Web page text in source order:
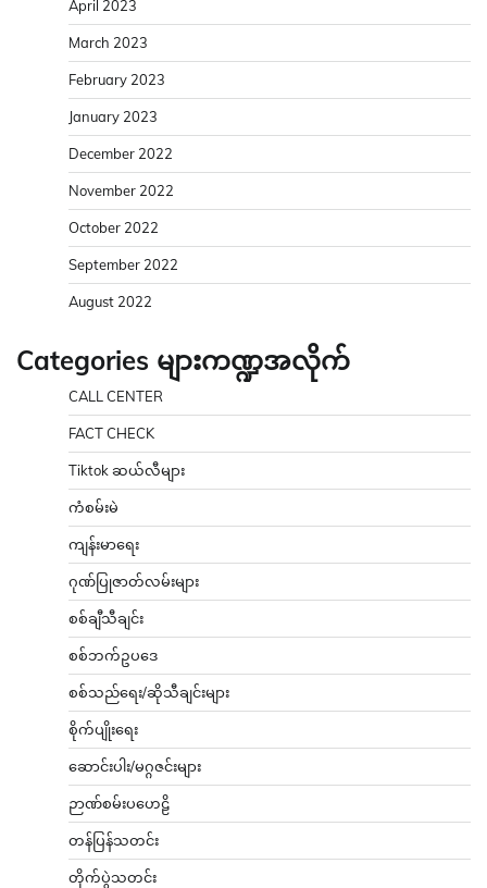
April 2023
March 2023
February 2023
January 2023
December 2022
November 2022
October 2022
September 2022
August 2022
Categories များကဏ္ဍအလိုက်
CALL CENTER
FACT CHECK
Tiktok ဆယ်လီများ
ကံစမ်းမဲ
ကျန်းမာရေး
ဂုဏ်ပြုဇာတ်လမ်းများ
စစ်ချီသီချင်း
စစ်ဘက်ဥပဒေ
စစ်သည်ရေး/ဆိုသီချင်းများ
စိုက်ပျိုးရေး
ဆောင်းပါး/မဂ္ဂဇင်းများ
ဉာဏ်စမ်းပဟေဠိ
တန်ပြန်သတင်း
တိုက်ပွဲသတင်း